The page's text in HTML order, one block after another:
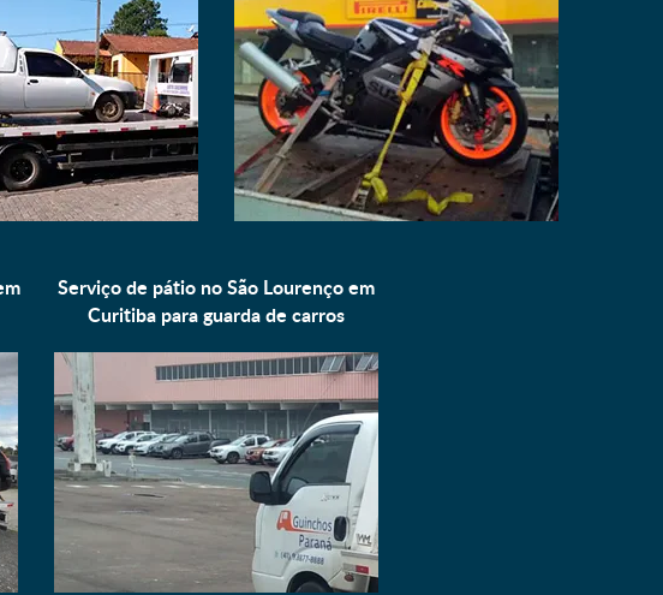
Serviço de pátio no São Lourenço em
Curitiba paraguarda de carros